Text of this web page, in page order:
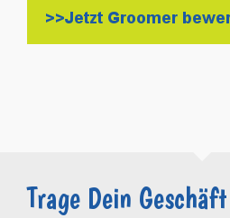
Trage Dein